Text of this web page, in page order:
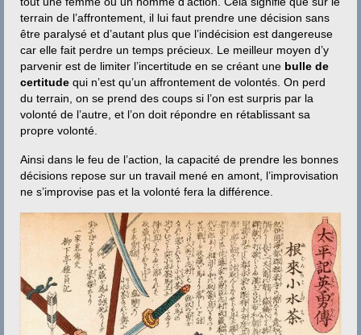
terrain de l’affrontement, il lui faut prendre une décision sans
être paralysé et d’autant plus que l’indécision est dangereuse
car elle fait perdre un temps précieux. Le meilleur moyen d’y
parvenir est de limiter l’incertitude en se créant une bulle de
certitude qui n’est qu’un affrontement de volontés. On perd
du terrain, on se prend des coups si l’on est surpris par la
volonté de l’autre, et l’on doit répondre en rétablissant sa
propre volonté.
Ainsi dans le feu de l’action, la capacité de prendre les bonnes
décisions repose sur un travail mené en amont, l’improvisation
ne s’improvise pas et la volonté fera la différence.